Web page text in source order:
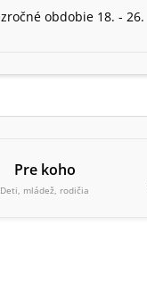
obdobie 18. - 26.
Pre koho
Deti, mládež, rodičia